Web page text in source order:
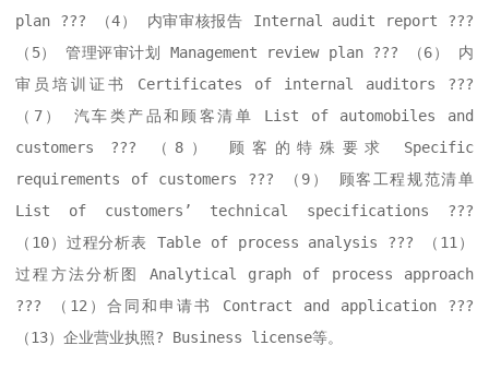
plan ??? （4） 内审审核报告 Internal audit report ???
（5） 管理评审计划 Management review plan ??? （6） 内
审员培训证书 Certificates of internal auditors ???
（7） 汽车类产品和顾客清单 List of automobiles and
customers ??? （8） 顾客的特殊要求 Specific
requirements of customers ??? （9） 顾客工程规范清单
List of customers’ technical specifications ???
（10）过程分析表 Table of process analysis ??? （11）
过程方法分析图 Analytical graph of process approach
??? （12）合同和申请书 Contract and application ???
（13）企业营业执照? Business license等。